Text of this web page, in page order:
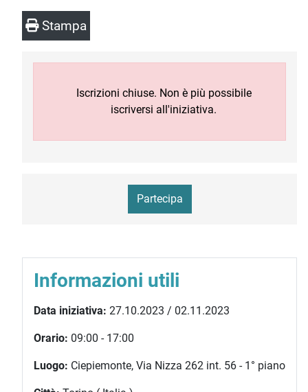
Stampa
Iscrizioni chiuse. Non è più possibile
iscriversi all'iniziativa.
Partecipa
Informazioni utili
Data iniziativa: 27.10.2023 / 02.11.2023
Orario: 09:00 - 17:00
Luogo: Ciepiemonte, Via Nizza 262 int. 56 - 1° piano